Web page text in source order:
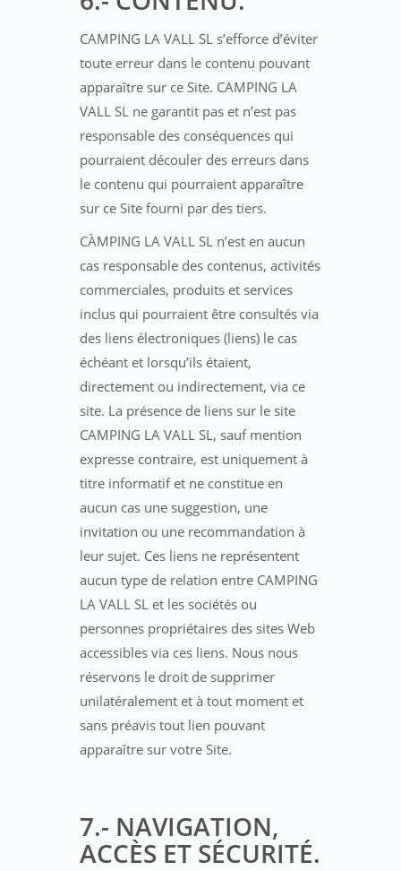
CAMPING LA VALL SL s’efforce d’éviter
toute erreur dans le contenu pouvant
apparaître sur ce Site. CAMPING LA
VALL SL ne garantit pas et n’est pas
responsable des conséquences qui
pourraient découler des erreurs dans
le contenu qui pourraient apparaître
sur ce Site fourni par des tiers.
CÀMPING LA VALL SL n’est en aucun
cas responsable des contenus, activités
commerciales, produits et services
inclus qui pourraient être consultés via
des liens électroniques (liens) le cas
échéant et lorsqu’ils étaient,
directement ou indirectement, via ce
site. La présence de liens sur le site
CAMPING LA VALL SL, sauf mention
expresse contraire, est uniquement à
titre informatif et ne constitue en
aucun cas une suggestion, une
invitation ou une recommandation à
leur sujet. Ces liens ne représentent
aucun type de relation entre CAMPING
LA VALL SL et les sociétés ou
personnes propriétaires des sites Web
accessibles via ces liens. Nous nous
réservons le droit de supprimer
unilatéralement et à tout moment et
sans préavis tout lien pouvant
apparaître sur votre Site.
7.- NAVIGATION,
ACCÈS ET SÉCURITÉ.